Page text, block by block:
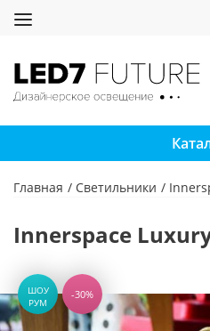
Toggle
Главная Светильники
Innerspace
ШОУ
РУМ
-30%